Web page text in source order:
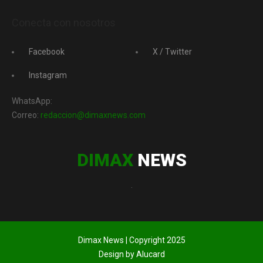
Facebook
Instagram
X / Twitter
WhatsApp:
Correo: redaccion@dimaxnews.com
DIMAXNEWS
Dimax News | Copyright 2025
Design by Alucard